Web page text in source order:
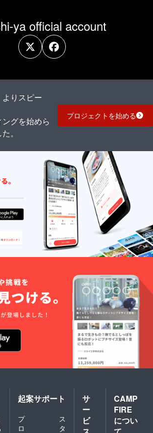
ya official account
りスピー
グを始めら
。
プロジェクトを始める
起案サポート
プ
ロ
ス
タ
サ
ー
ビ
CAMP
FIRE
につい